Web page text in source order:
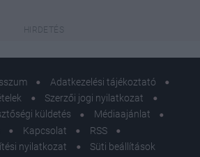
Adatkezelési tájékoztató
Szerzői jogi nyilatkozat
küldetés
Médiaajánlat
Kapcsolat
RSS
nyilatkozat
Süti beállítások